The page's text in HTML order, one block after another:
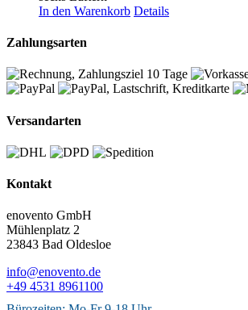
In den Warenkorb Details
Zahlungsarten
Versandarten
Kontakt
enovento GmbH
Mühlenplatz 2
23843 Bad Oldesloe
info@enovento.de
+49 4531 8961100